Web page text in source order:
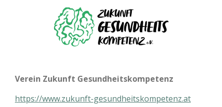
Verein Zukunft Gesundheitskompetenz
https://www.zukunft-gesundheitskompetenz.at